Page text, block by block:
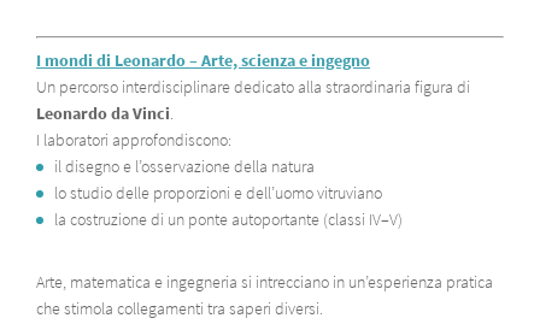
I mondi di Leonardo – Arte, scienza e ingegno
Un percorso interdisciplinare dedicato alla straordinaria figura di
Leonardo da Vinci.
I laboratori approfondiscono:
il disegno e l’osservazione della natura
lo studio delle proporzioni e dell’uomo vitruviano
la costruzione di un ponte autoportante (classi IV–V)
Arte, matematica e ingegneria si intrecciano in un’esperienza pratica
che stimola collegamenti tra saperi diversi.